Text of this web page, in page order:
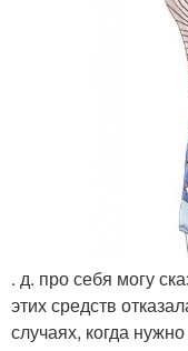
. д. про себя могу
этих средств
случаях, когда